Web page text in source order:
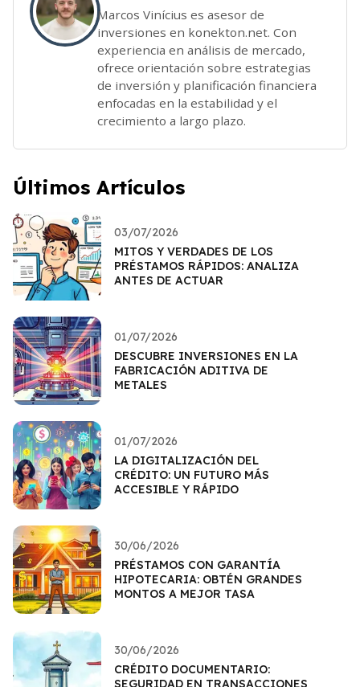
Marcos Vinícius es asesor de
inversiones en konekton.net. Con
experiencia en análisis de mercado,
ofrece orientación sobre estrategias
de inversión y planificación financiera
enfocadas en la estabilidad y el
crecimiento a largo plazo.
Últimos Artículos
03/07/2026
MITOS Y VERDADES DE LOS
PRÉSTAMOS RÁPIDOS: ANALIZA
ANTES DE ACTUAR
01/07/2026
DESCUBRE INVERSIONES EN LA
FABRICACIÓN ADITIVA DE
METALES
01/07/2026
LA DIGITALIZACIÓN DEL
CRÉDITO: UN FUTURO MÁS
ACCESIBLE Y RÁPIDO
30/06/2026
PRÉSTAMOS CON GARANTÍA
HIPOTECARIA: OBTÉN GRANDES
MONTOS A MEJOR TASA
30/06/2026
CRÉDITO DOCUMENTARIO:
SEGURIDAD EN TRANSACCIONES